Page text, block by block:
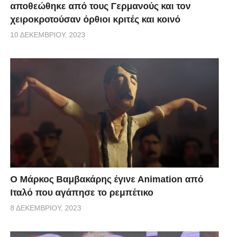
αποθεώθηκε από τους Γερμανούς και τον
χειροκροτούσαν όρθιοι κριτές και κοινό
10 ΔΕΚΕΜΒΡΊΟΥ, 2023
Ο Μάρκος Βαμβακάρης έγινε Αnimation από
Ιταλό που αγάπησε το ρεμπέτικο
8 ΔΕΚΕΜΒΡΊΟΥ, 2023